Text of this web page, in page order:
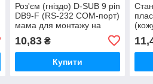
Роз'єм (гніздо) D-SUB 9 pin
DB9-F (RS-232 COM-порт)
мама для монтажу на
10,83₴
Купити